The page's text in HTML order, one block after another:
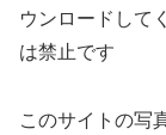
ウンロードして
は禁止です
このサイトの写